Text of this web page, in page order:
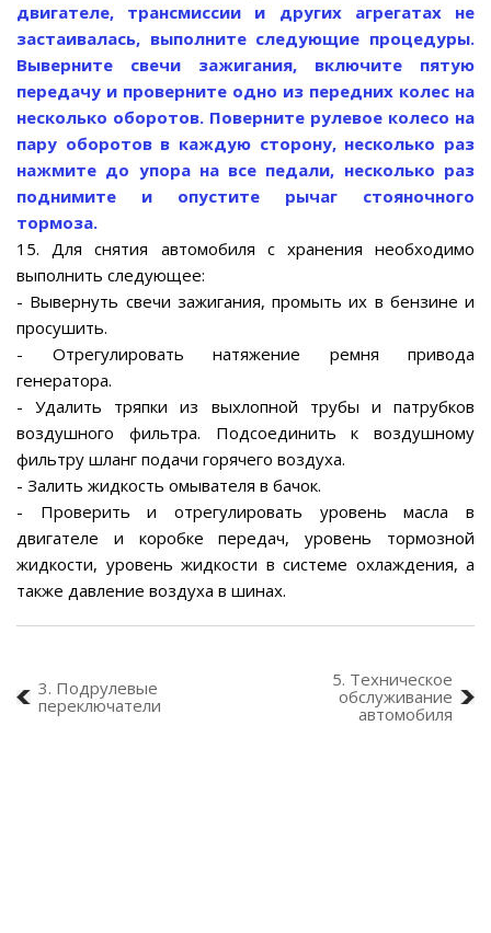
двигателе, трансмиссии и других агрегатах не
застаивалась, выполните следующие процедуры.
Выверните свечи зажигания, включите пятую
передачу и проверните одно из передних колес на
несколько оборотов. Поверните рулевое колесо на
пару оборотов в каждую сторону, несколько раз
нажмите до упора на все педали, несколько раз
поднимите и опустите рычаг стояночного
тормоза.
15. Для снятия автомобиля с хранения необходимо
выполнить следующее:
- Вывернуть свечи зажигания, промыть их в бензине и
просушить.
- Отрегулировать натяжение ремня привода
генератора.
- Удалить тряпки из выхлопной трубы и патрубков
воздушного фильтра. Подсоединить к воздушному
фильтру шланг подачи горячего воздуха.
- Залить жидкость омывателя в бачок.
- Проверить и отрегулировать уровень масла в
двигателе и коробке передач, уровень тормозной
жидкости, уровень жидкости в системе охлаждения, а
также давление воздуха в шинах.
3. Подрулевые
переключатели
5. Техническое
обслуживание
автомобиля